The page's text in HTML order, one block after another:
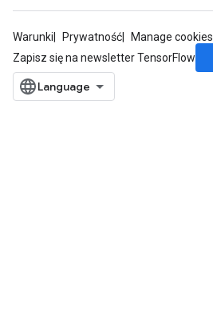
Warunki Prywatność
Manage cookies
Zapisz się na newsletter TensorFlow